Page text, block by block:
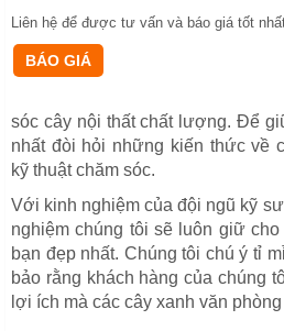
Liên hệ để được tư vấn và báo giá tốt
sóc cây nội thất chất lượng. Để
nhất đòi hỏi những kiến thức về
kỹ thuật chăm sóc.
Với kinh nghiệm của đội ngũ kỹ
nghiệm chúng tôi sẽ luôn giữ
bạn đẹp nhất. Chúng tôi chú ý tỉ
bảo rằng khách hàng của chúng
lợi ích mà các cây xanh văn